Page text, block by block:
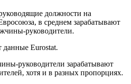
должности на
в среднем зарабатывают
руководители.
данные Eurostat.
руководители зарабатывают
хотя и в разных пропорциях.